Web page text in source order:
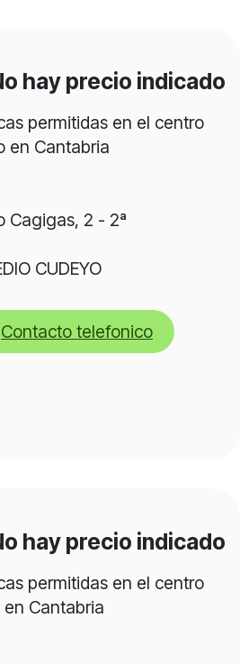
hay precio indicado
permitidas en el centro
en Cantabria
Cagigas, 2 - 2ª
CUDEYO
Contacto telefonico
hay precio indicado
permitidas en el centro
en Cantabria